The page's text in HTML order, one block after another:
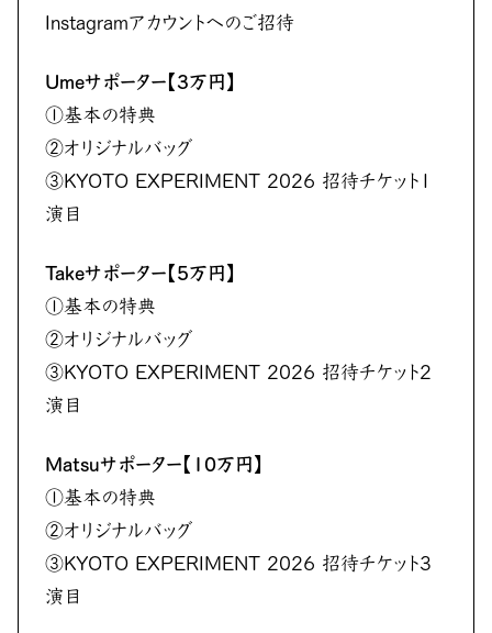
Instagramアカウントへのご招待
Umeサポーター【3万円】
①基本の特典
②オリジナルバッグ
③KYOTO EXPERIMENT 2026 招待チケット1
演目
Takeサポーター【5万円】
①基本の特典
②オリジナルバッグ
③KYOTO EXPERIMENT 2026 招待チケット2
演目
Matsuサポーター【10万円】
①基本の特典
②オリジナルバッグ
③KYOTO EXPERIMENT 2026 招待チケット3
演目